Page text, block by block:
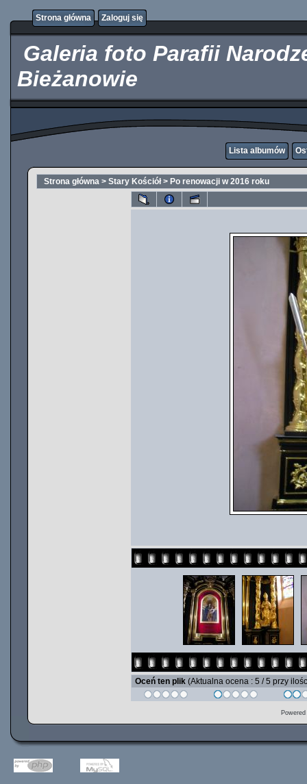
Strona główna
Zaloguj się
Galeria foto Parafii
Bieżanowie
Lista albumów
Strona główna > Stary Kościół> Po renowacji w 2016 roku
Oceń ten plik (Aktualna ocena : 5 / 5 przy